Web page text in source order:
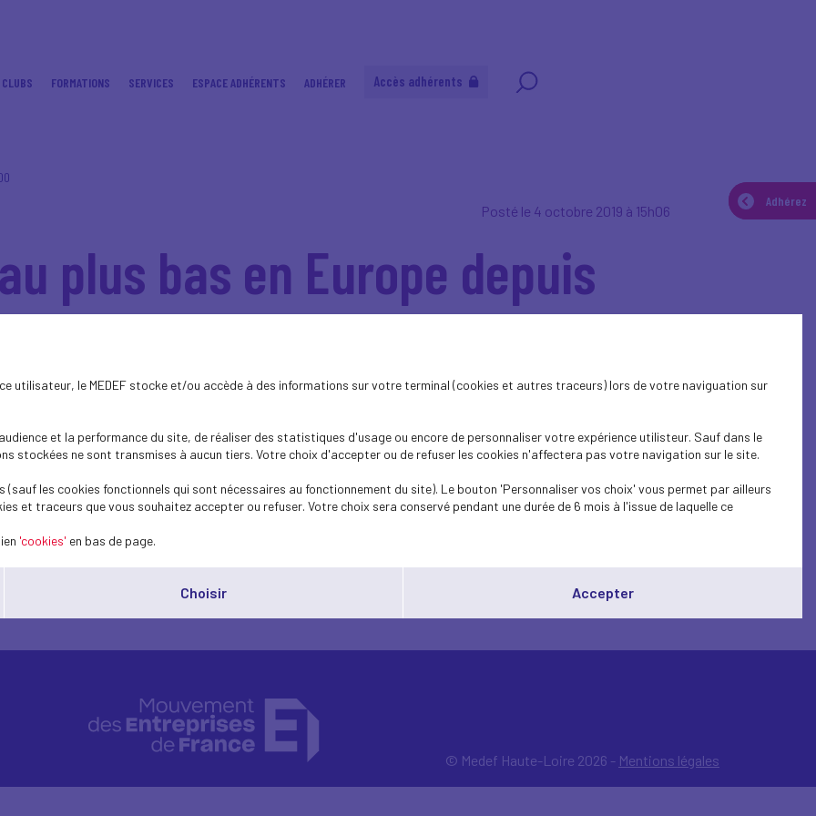
FORMATIONS SERVICES ESPACE ADHÉRENTS ADHÉRER Accès adhérents
Adhérez
Adhérez
Posté le 4 octobre 2019 à 15h06
plus bas en Europe depuis
le taux de chômage s'est établi à 6,2 % en août 2019. Il s’agit du
ont été enregistrés en Tchéquie (2,0 %) et en Allemagne (3,1 %). Les taux de chômage les plus élevés ont
2019) et en Espagne (13,8 %). Italie 9,5 % et France 8,5 %.
© Medef Haute-Loire 2026 - Mentions légales
utilisateur, le MEDEF stocke et/ou accède à des informations sur votre terminal (cookies et autres traceurs) lors de votre naviguation sur
et la performance du site, de réaliser des statistiques d'usage ou encore de personnaliser votre expérience utilisteur. Sauf dans le
stockées ne sont transmises à aucun tiers. Votre choix d'accepter ou de refuser les cookies n'affectera pas votre navigation sur le site.
(sauf les cookies fonctionnels qui sont nécessaires au fonctionnement du site). Le bouton 'Personnaliser vos choix' vous permet par ailleurs
et traceurs que vous souhaitez accepter ou refuser. Votre choix sera conservé pendant une durée de 6 mois à l'issue de laquelle ce
'cookies' en bas de page.
Choisir Accepter